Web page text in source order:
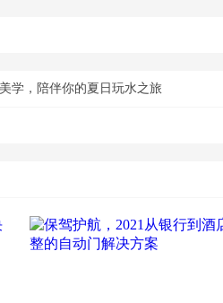
学，陪伴你的夏日玩水之旅